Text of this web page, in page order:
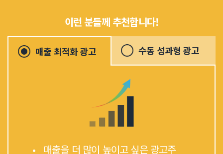
이런 분들께 추천합니다!
매출 최적화 광고 수동 성과형 광고
• 매출을 더 많이 높이고 싶은 광고주